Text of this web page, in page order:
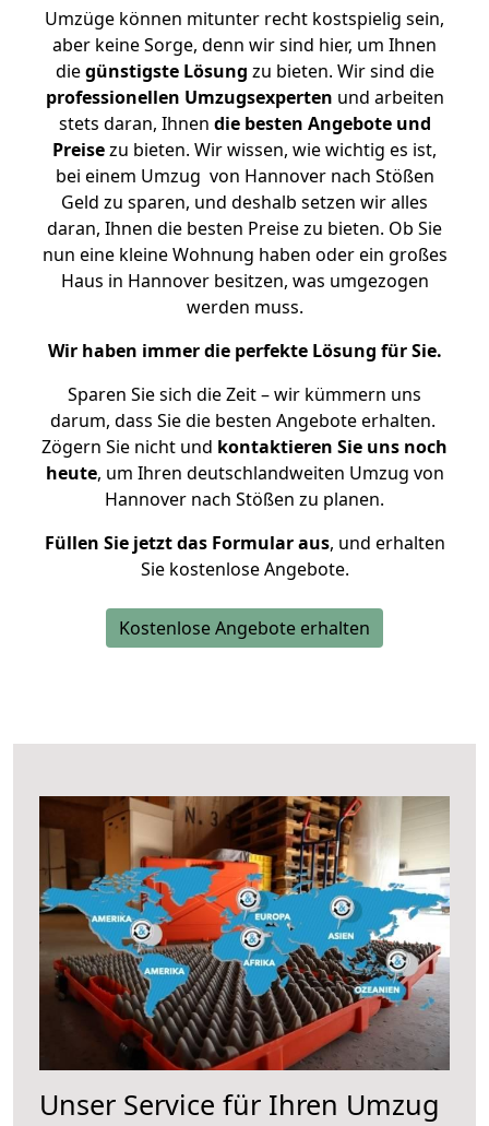
Umzüge können mitunter recht kostspielig sein,
aber keine Sorge, denn wir sind hier, um Ihnen
diegünstigste Lösung zu bieten. Wir sind die
professionellen Umzugsexperten und arbeiten
stets daran, Ihnen die besten Angebote und
Preisezu bieten. Wir wissen, wie wichtig es ist,
bei einem Umzug von Hannover nach Stößen
Geld zu sparen, und deshalb setzen wir alles
daran, Ihnen die besten Preise zu bieten. Ob Sie
nun eine kleine Wohnung haben oder ein großes
Haus in Hannover besitzen, was umgezogen
werden muss.
Wir haben immer die perfekte Lösung für Sie.
Sparen Sie sich die Zeit – wir kümmern uns
darum, dass Sie die besten Angebote erhalten.
Zögern Sie nicht und kontaktieren Sie uns noch
heute, um Ihren deutschlandweiten Umzug von
Hannover nach Stößen zu planen.
Füllen Sie jetzt das Formular aus, und erhalten
Sie kostenlose Angebote.
Kostenlose Angebote erhalten
Unser Service für Ihren Umzug